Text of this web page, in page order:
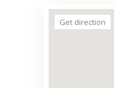
Get direction